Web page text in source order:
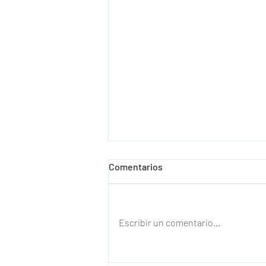
Comentarios
Escribir un comentario...